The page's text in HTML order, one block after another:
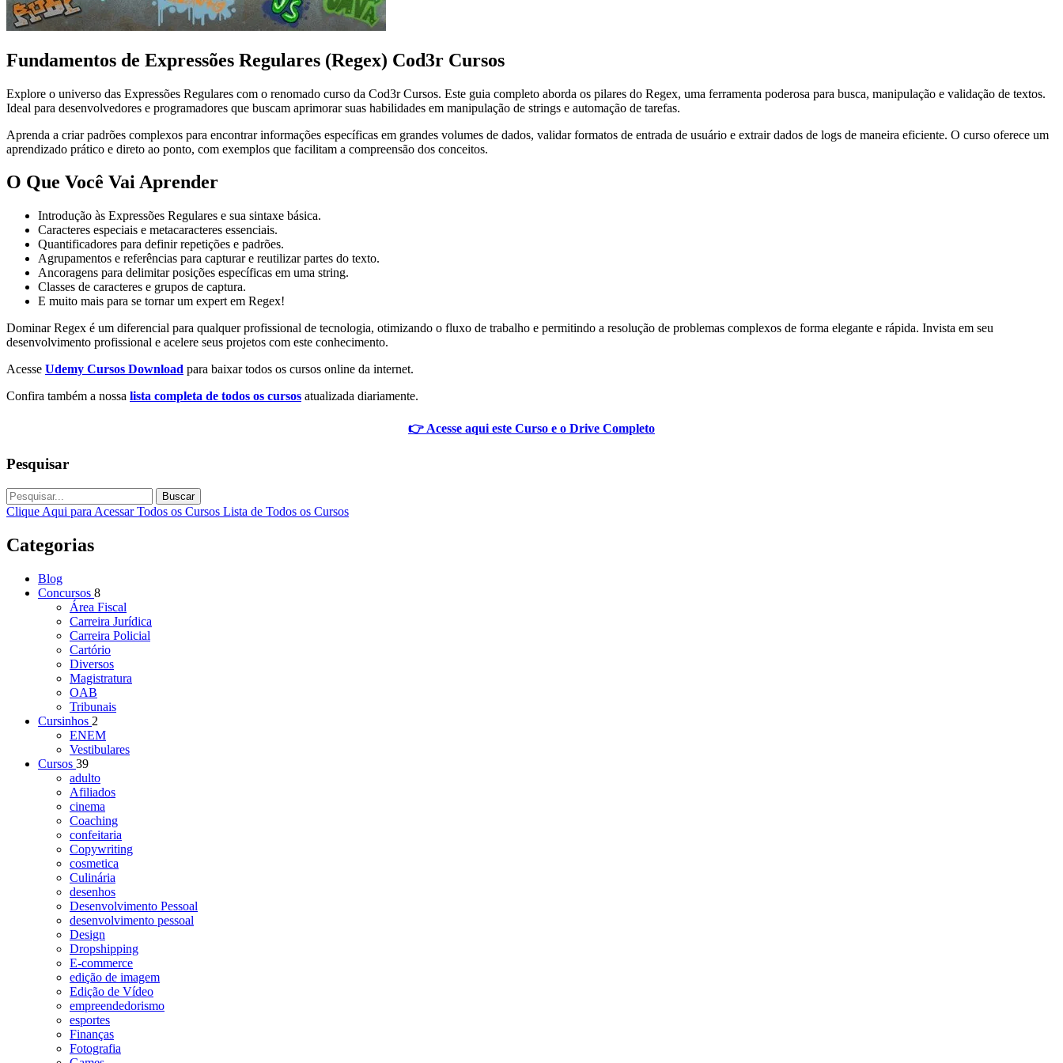
Fundamentos de Expressões Regulares (Regex) Cod3r Cursos
Explore o universo das Expressões Regulares com o renomado curso da Cod3r Cursos. Este guia completo aborda os pilares do Regex, uma ferramenta poderosa para busca, manipulação e validação de textos.
Ideal para desenvolvedores e programadores que buscam aprimorar suas habilidades em manipulação de strings e automação de tarefas.
Aprenda a criar padrões complexos para encontrar informações específicas em grandes volumes de dados, validar formatos de entrada de usuário e extrair dados de logs de maneira eficiente. O curso oferece um
aprendizado prático e direto ao ponto, com exemplos que facilitam a compreensão dos conceitos.
O Que Você Vai Aprender
Introdução às Expressões Regulares e sua sintaxe básica.
Caracteres especiais e metacaracteres essenciais.
Quantificadores para definir repetições e padrões.
Agrupamentos e referências para capturar e reutilizar partes do texto.
Ancoragens para delimitar posições específicas em uma string.
Classes de caracteres e grupos de captura.
E muito mais para se tornar um expert em Regex!
Dominar Regex é um diferencial para qualquer profissional de tecnologia, otimizando o fluxo de trabalho e permitindo a resolução de problemas complexos de forma elegante e rápida. Invista em seu
desenvolvimento profissional e acelere seus projetos com este conhecimento.
Acesse Udemy Cursos Download para baixar todos os cursos online da internet.
Confira também a nossa lista completa de todos os cursos atualizada diariamente.
👉 Acesse aqui este Curso e o Drive Completo
Pesquisar
Buscar
Clique Aqui para Acessar Todos os Cursos Lista de Todos os Cursos
Categorias
Blog
Concursos 8
Área Fiscal
Carreira Jurídica
Carreira Policial
Cartório
Diversos
Magistratura
OAB
Tribunais
Cursinhos 2
ENEM
Vestibulares
Cursos 39
adulto
Afiliados
cinema
Coaching
confeitaria
Copywriting
cosmetica
Culinária
desenhos
Desenvolvimento Pessoal
desenvolvimento pessoal
Design
Dropshipping
E-commerce
edição de imagem
Edição de Vídeo
empreendedorismo
esportes
Finanças
Fotografia